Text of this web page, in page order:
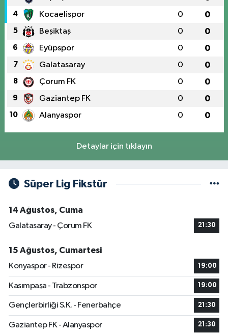
4 Kocaelispor 0 0
5 Beşiktaş 0 0
6 Eyüpspor 0 0
7 Galatasaray 0 0
8 Çorum FK 0 0
9 Gaziantep FK 0 0
10 Alanyaspor 0 0
Detaylar için tıklayın
Süper Lig Fikstür
14 Ağustos, Cuma
Galatasaray - Çorum FK
21:30
15 Ağustos, Cumartesi
Konyaspor - Rizespor
19:00
Kasımpaşa - Trabzonspor 19:00
Gençlerbirliği S.K. - Fenerbahçe 21:30
Gaziantep FK - Alanyaspor 21:30